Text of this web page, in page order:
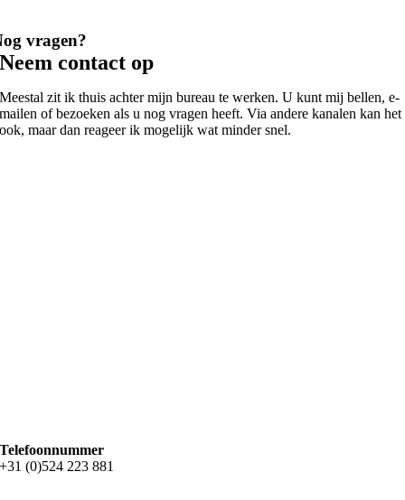
vragen?
Neem contact op
Meestal zit ik thuis achter mijn bureau te werken. U kunt mij bellen, e-
mailen of bezoeken als u nog vragen heeft. Via andere kanalen kan het
ook, maar dan reageer ik mogelijk wat minder snel.
Telefoonnummer
+31 (0)524 223 881